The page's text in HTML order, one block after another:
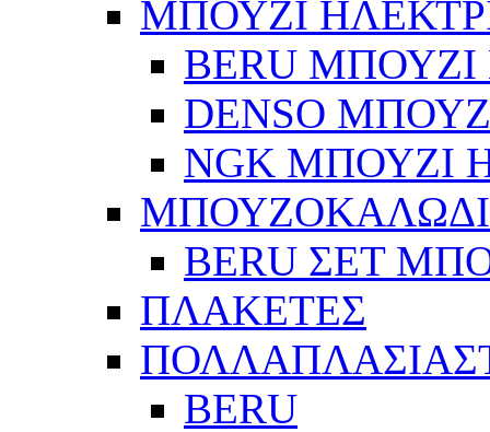
ΜΠΟΥΖΙ
BERU
DENSO
NGK ΜΠΟΥΖΙ
BERU ΣΕΤ
ΠΛΑΚΕΤΕΣ
BERU